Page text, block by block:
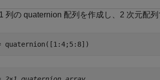
列の quaternion 配列を作成し、2 次元配列
quaternion([1:4;5:8])